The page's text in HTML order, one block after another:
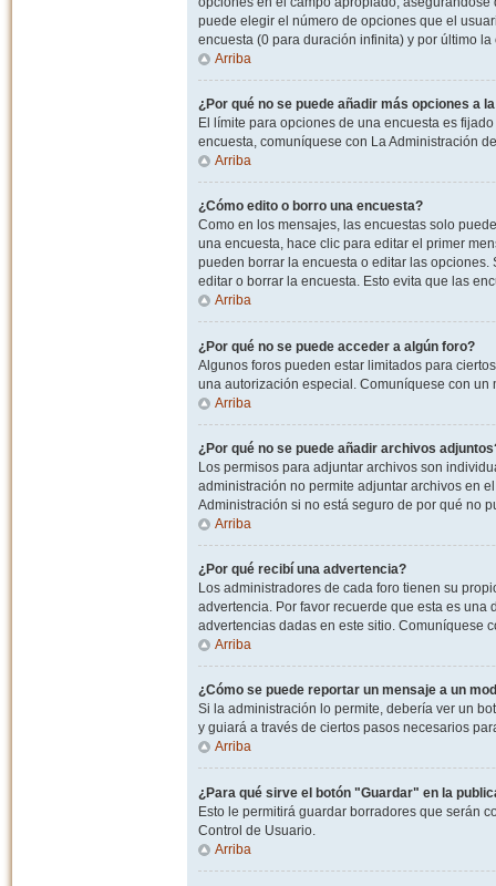
puede elegir el número de opciones que el
encuesta (0 para duración infinita) y por último
Arriba
¿Por qué no se puede añadir más opciones a
El límite para opciones de una encuesta es
encuesta, comuníquese con La Administración
Arriba
¿Cómo edito o borro una encuesta?
Como en los mensajes, las encuestas solo
una encuesta, hace clic para editar el primer
pueden borrar la encuesta o editar las
editar o borrar la encuesta. Esto evita que las
Arriba
¿Por qué no se puede acceder a algún foro?
Algunos foros pueden estar limitados para
una autorización especial. Comuníquese con
Arriba
¿Por qué no se puede añadir archivos
Los permisos para adjuntar archivos son
administración no permite adjuntar archivos en
Administración si no está seguro de por qué no
Arriba
¿Por qué recibí una advertencia?
Los administradores de cada foro tienen su
advertencia. Por favor recuerde que esta es
advertencias dadas en este sitio. Comuníquese
Arriba
¿Cómo se puede reportar un mensaje a un
Si la administración lo permite, debería ver un
y guiará a través de ciertos pasos necesarios
Arriba
¿Para qué sirve el botón "Guardar" en la
Esto le permitirá guardar borradores que serán
Control de Usuario.
Arriba